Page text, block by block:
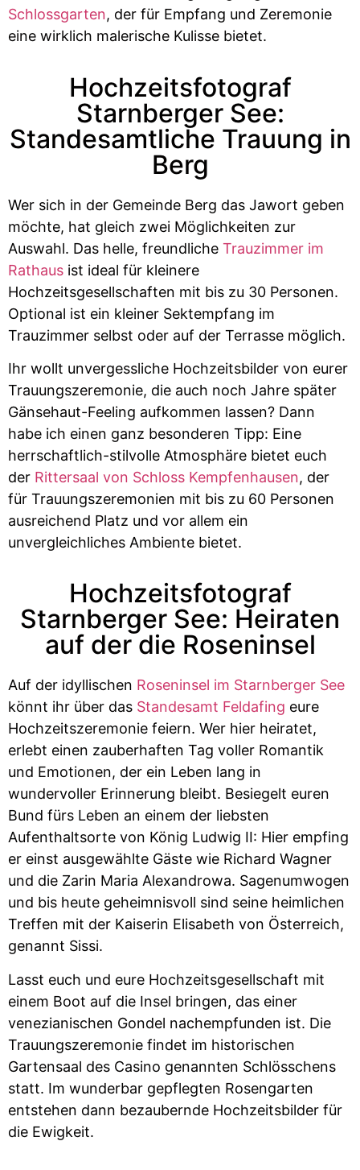
Schlossgarten, der für Empfang und Zeremonie
eine wirklich malerische Kulisse bietet.
Hochzeitsfotograf
Starnberger See:
Standesamtliche Trauung in
Berg
Wer sich in der Gemeinde Berg das Jawort geben
möchte, hat gleich zwei Möglichkeiten zur
Auswahl. Das helle, freundliche Trauzimmer im
Rathaus ist ideal für kleinere
Hochzeitsgesellschaften mit bis zu 30 Personen.
Optional ist ein kleiner Sektempfang im
Trauzimmer selbst oder auf der Terrasse möglich.
Ihr wollt unvergessliche Hochzeitsbilder von eurer
Trauungszeremonie, die auch noch Jahre später
Gänsehaut-Feeling aufkommen lassen? Dann
habe ich einen ganz besonderen Tipp: Eine
herrschaftlich-stilvolle Atmosphäre bietet euch
der Rittersaal von Schloss Kempfenhausen, der
für Trauungszeremonien mit bis zu 60 Personen
ausreichend Platz und vor allem ein
unvergleichliches Ambiente bietet.
Hochzeitsfotograf
Starnberger See: Heiraten
auf der die Roseninsel
Auf der idyllischen Roseninsel im Starnberger See
könnt ihr über das Standesamt Feldafing eure
Hochzeitszeremonie feiern. Wer hier heiratet,
erlebt einen zauberhaften Tag voller Romantik
und Emotionen, der ein Leben lang in
wundervoller Erinnerung bleibt. Besiegelt euren
Bund fürs Leben an einem der liebsten
Aufenthaltsorte von König Ludwig II: Hier empfing
er einst ausgewählte Gäste wie Richard Wagner
und die Zarin Maria Alexandrowa. Sagenumwogen
und bis heute geheimnisvoll sind seine heimlichen
Treffen mit der Kaiserin Elisabeth von Österreich,
genannt Sissi.
Lasst euch und eure Hochzeitsgesellschaft mit
einem Boot auf die Insel bringen, das einer
venezianischen Gondel nachempfunden ist. Die
Trauungszeremonie findet im historischen
Gartensaal des Casino genannten Schlösschens
statt. Im wunderbar gepflegten Rosengarten
entstehen dann bezaubernde Hochzeitsbilder für
die Ewigkeit.